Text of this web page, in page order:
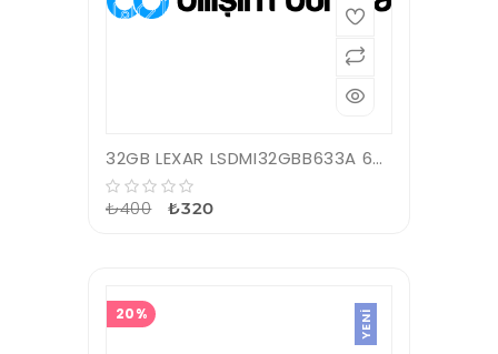
32GB LEXAR LSDMI32GBB633A 633X MICROSDHC HIGH-PERFORMANCE C10 A1 V10 U1 HAFIZA KARTI
₺400 ₺320
20% YENI